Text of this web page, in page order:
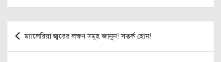
Post
navigation
ম্যালেরিয়া জ্বরের লক্ষণ সমূহ জানুন! সতর্ক হোন!